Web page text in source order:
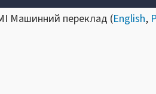
Машинний переклад (English,